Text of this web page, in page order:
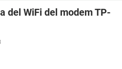
abilitata : Sì
del WiFi del modem TP-